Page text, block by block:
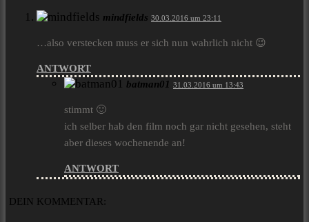
mindfields 30.03.2016 um 23:11
…also verstecken muss er sich nun wahrlich nicht 😉
ANTWORT
batman01 31.03.2016 um 13:43
stimmt 🙂
ich selber hab den film noch gar nicht gesehen, steht
aber dieses wochenende an!
ANTWORT
DEIN KOMMENTAR: